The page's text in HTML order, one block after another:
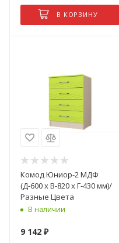
В КОРЗИНУ
Комод Юниор-2 МДФ
(Д-600 х В-820 х Г-430 мм)/
Разные Цвета
В наличии
9 142 ₽